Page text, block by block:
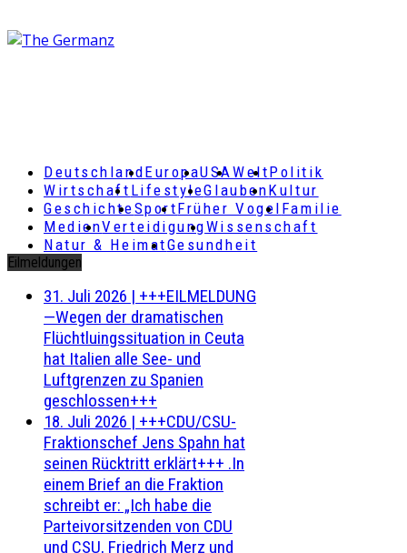
DeutschlandEuropaUSAWeltPolitik
Wirtschaft LifestyleGlaubenKultur
GeschichteSportFrüher Vogel Familie
MedienVerteidigungWissenschaft
Natur & HeimatGesundheit
Eilmeldungen
31. Juli 2026 | +++EILMELDUNG
—Wegen der dramatischen
Flüchtluingssituation in Ceuta
hat Italien alle See- und
Luftgrenzen zu Spanien
geschlossen+++
18. Juli 2026 | +++CDU/CSU-
Fraktionschef Jens Spahn hat
seinen Rücktritt erklärt+++ .In
einem Brief an die Fraktion
schreibt er: „Ich habe die
Parteivorsitzenden von CDU
und CSU, Friedrich Merz und